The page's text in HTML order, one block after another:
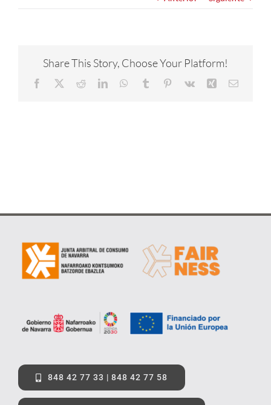
CONTACTA
Share This Story, Choose Your Platform!
Facebook RedditLinkedInWhatsApp
Tumblr Pinterest
Vk Xing Correo
848 42 77 33 | 848 42 77 58